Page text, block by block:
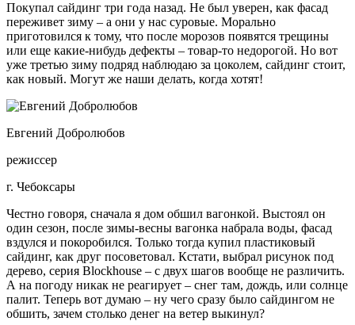
Покупал сайдинг три года назад. Не был уверен, как фасад
переживет зиму – а они у нас суровые. Морально
приготовился к тому, что после морозов появятся трещины
или еще какие-нибудь дефекты – товар-то недорогой. Но вот
уже третью зиму подряд наблюдаю за цоколем, сайдинг стоит,
как новый. Могут же наши делать, когда хотят!
Евгений Добролюбов
режиссер
г. Чебоксары
Честно говоря, сначала я дом обшил вагонкой. Выстоял он
один сезон, после зимы-весны вагонка набрала воды, фасад
вздулся и покоробился. Только тогда купил пластиковый
сайдинг, как друг посоветовал. Кстати, выбрал рисунок под
дерево, серия Blockhouse – с двух шагов вообще не различить.
А на погоду никак не реагирует – снег там, дождь, или солнце
палит. Теперь вот думаю – ну чего сразу было сайдингом не
обшить, зачем столько денег на ветер выкинул?